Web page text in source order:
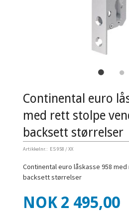
Continental euro
med rett stolpe
backsett størrelser
Artikkelnr.: ES 958 / XX
Continental euro låskasse 958
backsett størrelser
Pris
NOK 2 495,00